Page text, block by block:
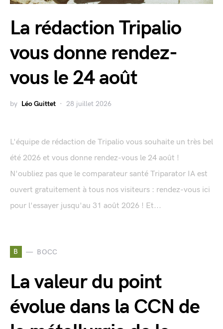
La rédaction Tripalio
vous donne rendez-
vous le 24 août
by Léo Guittet 28 juillet 2026
L'équipe de rédaction de Tripalio vous souhaite un très bel
été 2026 et vous donne rendez-vous le 24 août !
N'oubliez pas que le comparateur santé Triparator IA est
ouvert gratuitement à tous nos visiteurs : rendez-vous ici
pour l'essayer jusqu'au 31 août 2026 ! Et...
B BOCC
La valeur du point
évolue dans la CCN de